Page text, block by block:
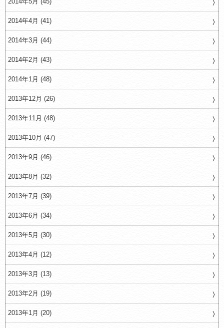
2014年4月 (41)
2014年3月 (44)
2014年2月 (43)
2014年1月 (48)
2013年12月 (26)
2013年11月 (48)
2013年10月 (47)
2013年9月 (46)
2013年8月 (32)
2013年7月 (39)
2013年6月 (34)
2013年5月 (30)
2013年4月 (12)
2013年3月 (13)
2013年2月 (19)
2013年1月 (20)